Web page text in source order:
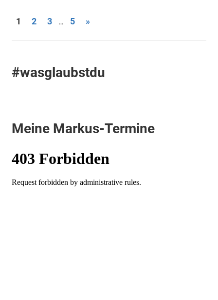
Seitennummerierung
der
1 2 3 … 5
Nächste
»
#wasglaubstdu
Meine Markus-Termine